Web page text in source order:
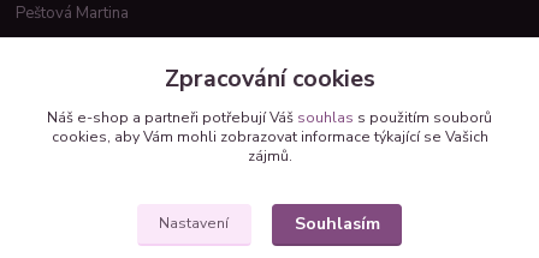
Peštová Martina
Upravit sběr cookies.
Zpracování cookies
Náš e-shop a partneři potřebují Váš souhlas s použitím souborů
cookies, aby Vám mohli zobrazovat informace týkající se Vašich
zájmů.
Nastavení Souhlasím